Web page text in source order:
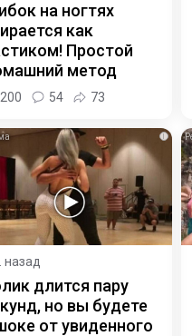
на ногтях
как
Простой
метод
200 54 73
i
назад
длится пару
но вы будете
от увиденного